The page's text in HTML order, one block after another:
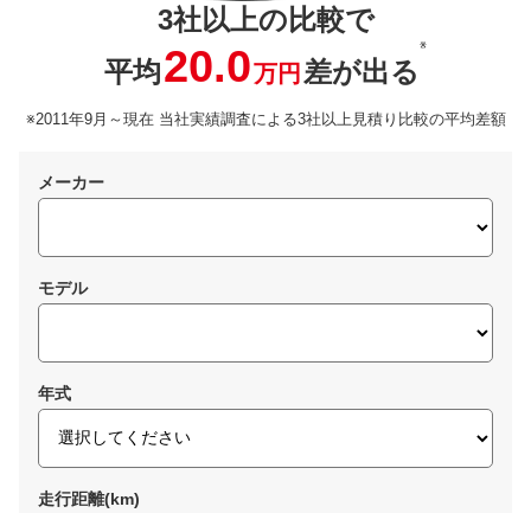
3社以上の比較で
平均20.0万円 差が出る
※
※2011年9月～現在 当社実績調査による3社以上見積り比較の平均差額
メーカー
モデル
年式
走行距離(km)